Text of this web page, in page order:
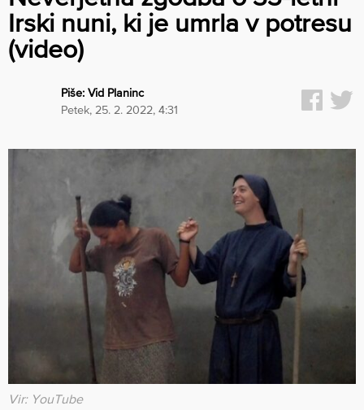
Irski nuni, ki je umrla v potresu
(video)
Piše:Vid Planinc
petek, 25. 2. 2022, 4:31
Vir: YouTube